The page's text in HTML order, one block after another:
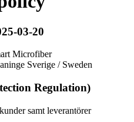
03-20
Microfiber
Sverige / Sweden
Regulation)
samt leverantörer